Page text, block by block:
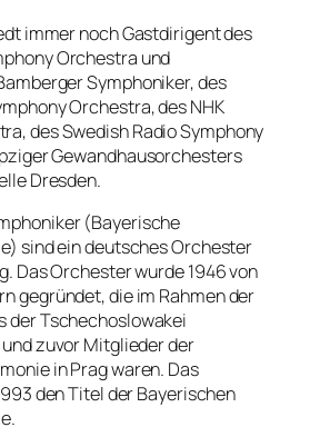
immer noch Gastdirigent des
Orchestra und
Symphoniker, des
Orchestra, des NHK
des Swedish Radio Symphony
Gewandhausorchesters
Dresden.
(Bayerische
sind ein deutsches Orchester
Das Orchester wurde 1946 von
gegründet, die im Rahmen der
der Tschechoslowakei
zuvor Mitglieder der
in Prag waren. Das
den Titel der Bayerischen